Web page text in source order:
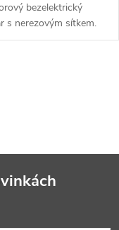
bezelektrický
s nerezovým sítkem.